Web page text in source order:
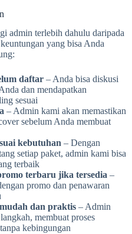
admin terlebih dahulu daripada
yang bisa Anda
daftar – Anda bisa diskusi
dan mendapatkan
sesuai
– Admin kami akan memastikan
sebelum Anda membuat
kebutuhan – Dengan
setiap paket, admin kami bisa
terbaik
terbaru jika tersedia –
promo dan penawaran
dan praktis – Admin
membuat proses
kebingungan